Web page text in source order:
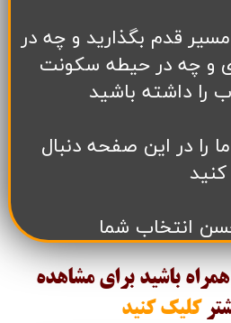
قدم بگذارید و چه در
و چه در حیطه سکونت
را داشته باشید
را در این صفحه دنبال
کنید
انتخاب شما
همراه باشید برای مشاهده
کلیک کنید